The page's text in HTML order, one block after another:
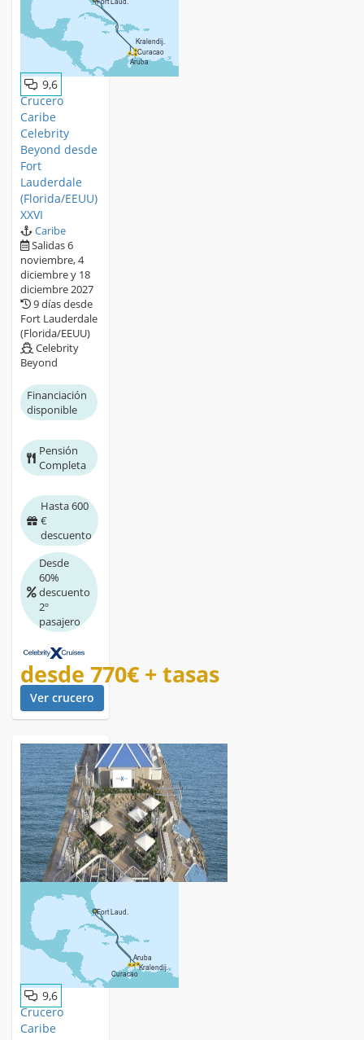
9,6
Crucero
Caribe
Celebrity
Beyond desde
Fort
Lauderdale
(Florida/EEUU)
XXVI
Caribe
Salidas 6
noviembre, 4
diciembre y 18
diciembre 2027
9 días desde
Fort Lauderdale
(Florida/EEUU)
Celebrity
Beyond
Financiación
disponible
Pensión
Completa
Hasta 600
€
descuento
Desde
60%
descuento
2º
pasajero
desde 770€ + tasas
Ver crucero
9,6
Crucero
Caribe